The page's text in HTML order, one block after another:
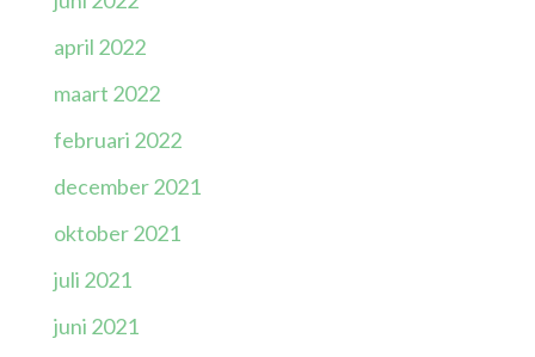
april 2022
maart 2022
februari 2022
december 2021
oktober 2021
juli 2021
juni 2021